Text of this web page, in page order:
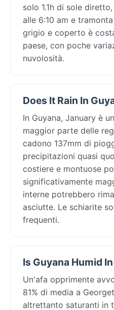
solo 1.1h di sole
alle 6:10 am e
grigio e coperto è
paese, con poche
nuvolosità.
Does It Rain In
In Guyana, January è
maggior parte delle
cadono 137mm di
precipitazioni quasi
costiere e montuose
significativamente
interne potrebbero
asciutte. Le schiarite
frequenti.
Is Guyana Humid
Un'afa opprimente
81% di media a
altrettanto saturanti in